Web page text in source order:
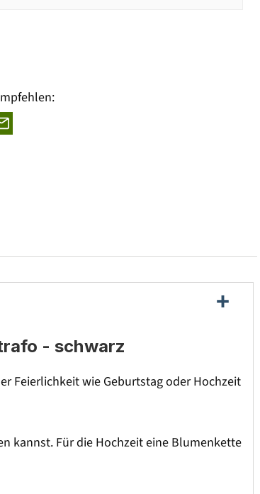
- schwarz
Feierlichkeit wie Geburtstag oder Hochzeit
kannst. Für die Hochzeit eine Blumenkette